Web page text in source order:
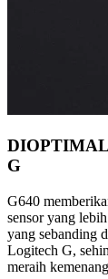
G
G640
sensor yang
yang sebanding
Logitech G,
meraih